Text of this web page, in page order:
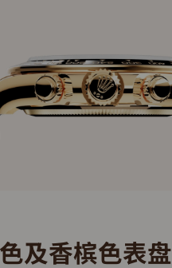
及香槟色表盘